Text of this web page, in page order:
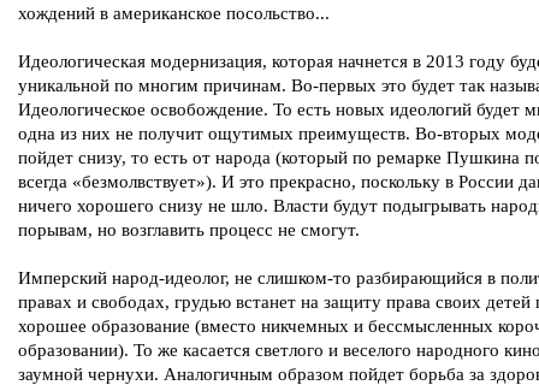
хождений в американское посольство...
Идеологическая модернизация, которая начнется в 2013 году
уникальной по многим причинам. Во-первых это будет так
Идеологическое освобождение. То есть новых идеологий будет
одна из них не получит ощутимых преимуществ. Во-вторых
пойдет снизу, то есть от народа (который по ремарке Пушкина
всегда «безмолвствует»). И это прекрасно, поскольку в России
ничего хорошего снизу не шло. Власти будут подыгрывать
порывам, но возглавить процесс не смогут.
Имперский народ-идеолог, не слишком-то разбирающийся в
правах и свободах, грудью встанет на защиту права своих детей
хорошее образование (вместо никчемных и бессмысленных
образовании). То же касается светлого и веселого народного
заумной чернухи. Аналогичным образом пойдет борьба за